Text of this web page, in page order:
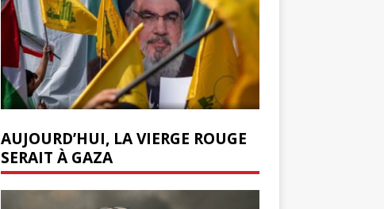
AUJOURD’HUI, LA VIERGE ROUGE
SERAIT À GAZA